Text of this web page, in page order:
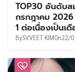
TOP30 อันดับส
กรกฎาคม
1 ต่อเนื่องเป็นเ
BySVVEET KIMOn22/